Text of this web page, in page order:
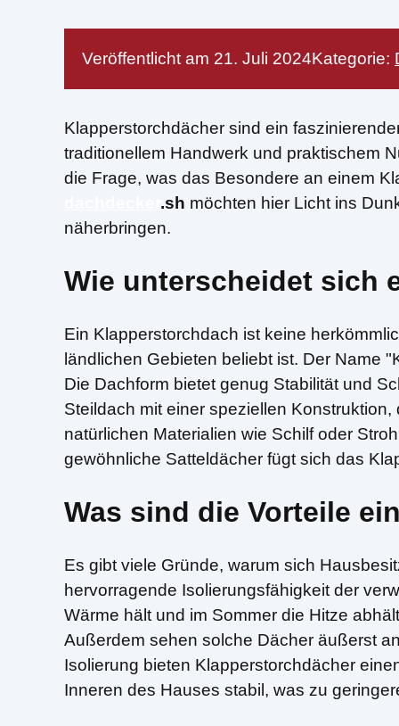
Veröffentlicht am 21. Juli 2024Kategorie:
Klapperstorchdächer sind ein
traditionellem Handwerk und praktischem
die Frage, was das Besondere an einem
.sh möchten hier Licht ins
näherbringen.
Wie unterscheidet sich
Ein Klapperstorchdach ist keine
ländlichen Gebieten beliebt ist. Der Name
Die Dachform bietet genug Stabilität und
Steildach mit einer speziellen
natürlichen Materialien wie Schilf oder
gewöhnliche Satteldächer fügt sich das
Was sind die Vorteile
Es gibt viele Gründe, warum sich
hervorragende Isolierungsfähigkeit der
Wärme hält und im Sommer die Hitze
Außerdem sehen solche Dächer äußerst
Isolierung bieten Klapperstorchdächer
Inneren des Hauses stabil, was zu